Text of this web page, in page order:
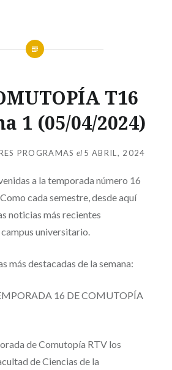
INFOCOMUTOPÍA
T16,
INFOCOMUTOPÍA
T16
1 (05/04/2024)
PROGRAMAS el 5 ABRIL, 2024
a la temporada número 16
cada semestre, desde aquí
noticias más recientes
universitario.
más destacadas de la semana:
16 DE COMUTOPÍA
de Comutopía RTV los
de Ciencias de la